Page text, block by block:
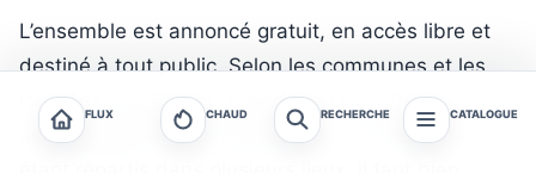
L’ensemble est annoncé gratuit, en accès libre et
destiné à tout public. Selon les communes et les
journées, foodtrucks, grillades et buvettes
accompagneront les animations. Les événements
FLUX CHAUD RECHERCHE CATALOGUE